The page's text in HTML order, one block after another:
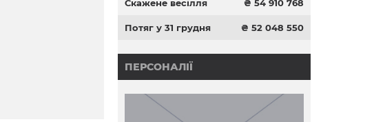
Скажене весілля ₴ 54 910 768
Потяг у 31 грудня ₴ 52 048 550
ПЕРСОНАЛІЇ